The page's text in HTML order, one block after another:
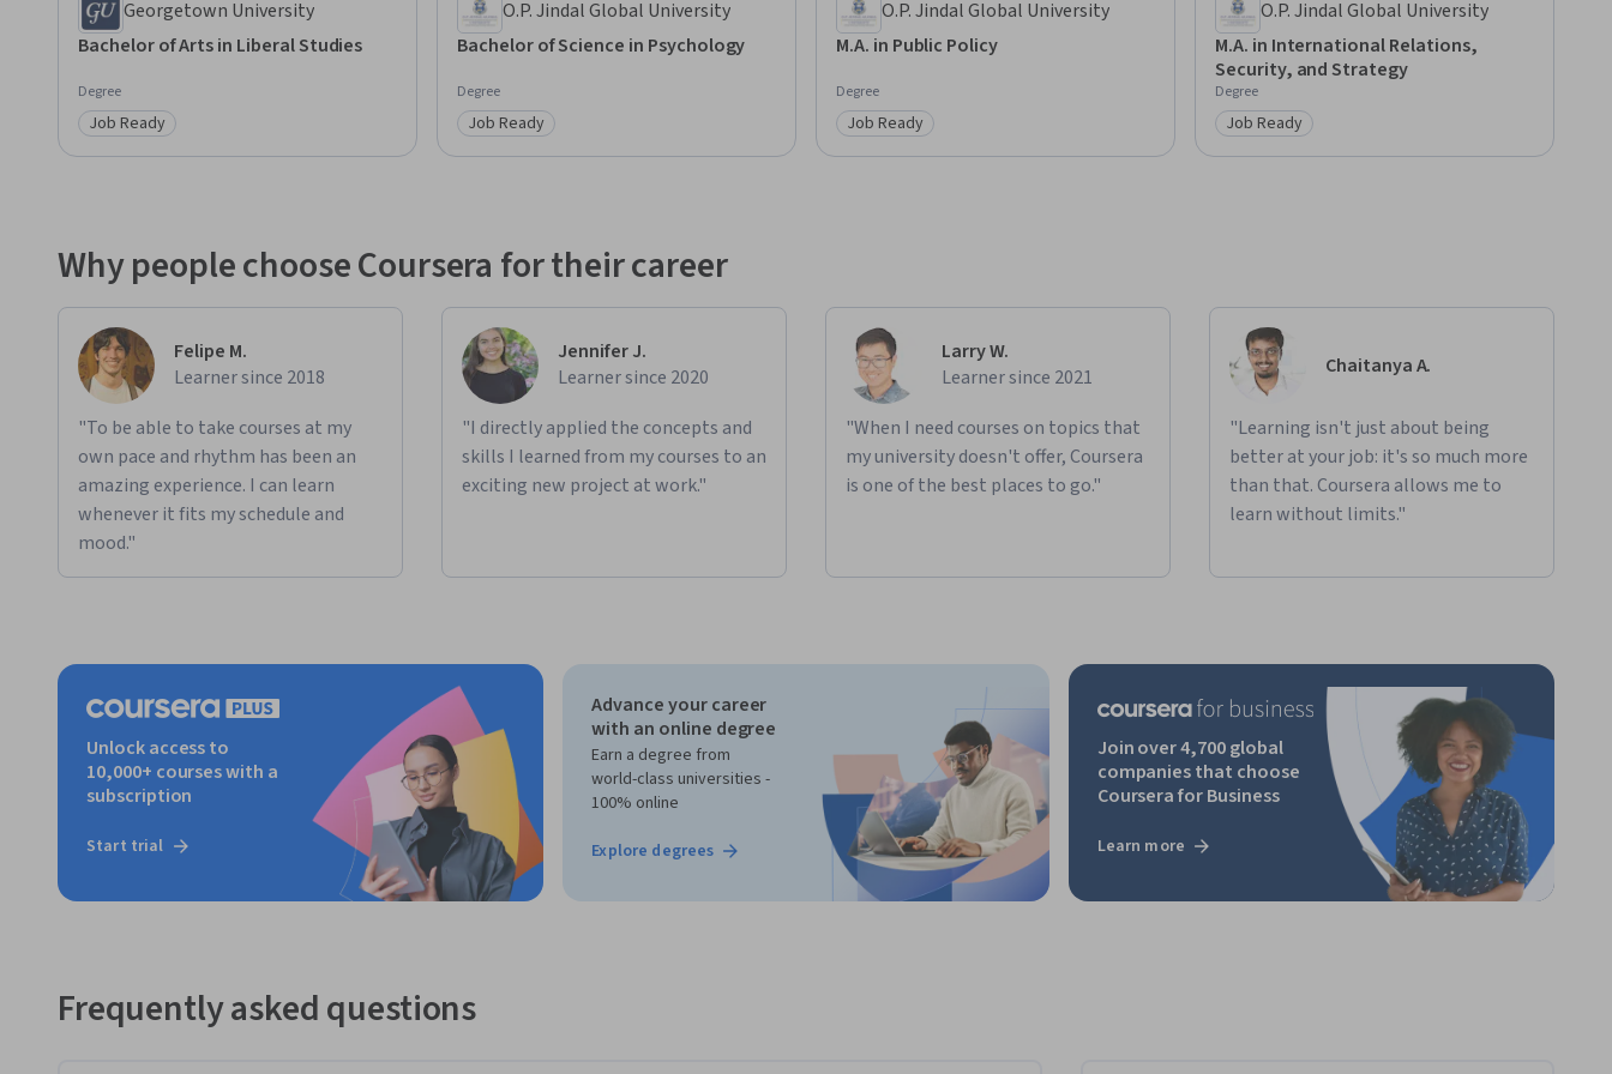
Georgetown University
Bachelor of Arts in Liberal Studies
Degree
Category: Job Ready
Job Ready
O.P. Jindal Global University
Bachelor of Science in Psychology
Degree
Category: Job Ready
Job Ready
O.P. Jindal Global University
M.A. in Public Policy
Degree
Category: Job Ready
Job Ready
O.P. Jindal Global University
M.A. in International Relations,
Security, and Strategy
Degree
Category: Job Ready
Job Ready
Why people choose Coursera for their career
Felipe M.
Learner since 2018
"To be able to take courses at my
own pace and rhythm has been an
amazing experience. I can learn
whenever it fits my schedule and
mood."
Jennifer J.
Learner since 2020
"I directly applied the concepts and
skills I learned from my courses to an
exciting new project at work."
Larry W.
Learner since 2021
"When I need courses on topics that
my university doesn't offer, Coursera
is one of the best places to go."
Chaitanya A.
"Learning isn't just about being
better at your job: it's so much more
than that. Coursera allows me to
learn without limits."
Unlock access to
10,000+ courses with a
subscription
Start trial
Advance your career
with an online degree
Earn a degree from
world-class universities -
100% online
Explore degrees
Join over 4,700 global
companies that choose
Coursera for Business
Learn more
Frequently asked questions